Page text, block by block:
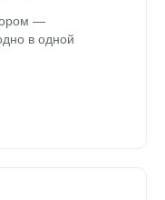
—
в одной